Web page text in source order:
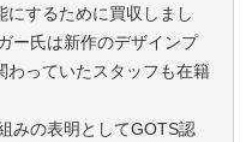
するために買収しまし
ー氏は新作のデザインプ
わっていたスタッフも在籍
みの表明としてGOTS認